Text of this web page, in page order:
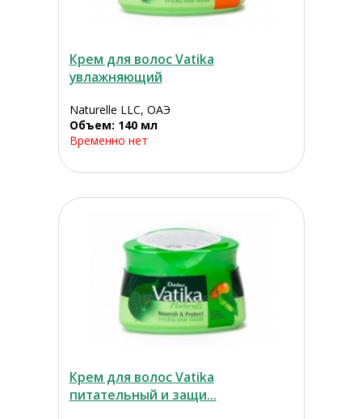
Крем для волос Vatika
увлажняющий
Naturelle LLC, ОАЭ
Объем: 140 мл
Временно нет
Крем для волос Vatika
питательный и защи...